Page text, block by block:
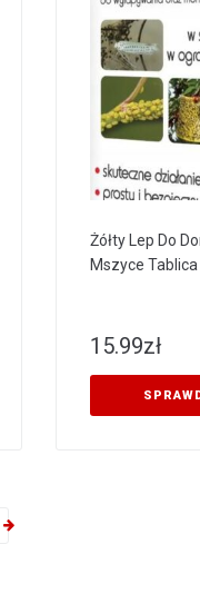
Żółty Lep Do
Mszyce Tablica
15.99zł